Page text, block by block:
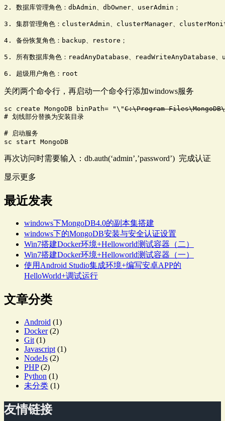
2. 数据库管理角色：dbAdmin、dbOwner、userAdmin；
3. 集群管理角色：clusterAdmin、clusterManager、
4. 备份恢复角色：backup、restore；
5. 所有数据库角色：readAnyDatabase、readWriteAnyDatabase
6. 超级用户角色：root
关闭两个命令行，再启动一个命令行添加windows服务
sc create MongoDB binPath= "\"C:\Program
# 划线部分替换为安装目录
# 启动服务
sc start MongoDB
再次访问时需要输入：db.auth(‘admin’,’password’) 完成认证
显示更多
最近发表
windows下MongoDB4.0的副本集搭建
windows下的MongoDB安装与安全认证设置
Win7搭建Docker环境+Helloworld测试容器（二）
Win7搭建Docker环境+Helloworld测试容器（一）
使用Android Studio集成环境+编写安卓APP的
HelloWorld+调试运行
文章分类
Android (1)
Docker(2)
Git (1)
Javascript (1)
NodeJs (2)
PHP(2)
Python (1)
未分类 (1)
友情链接